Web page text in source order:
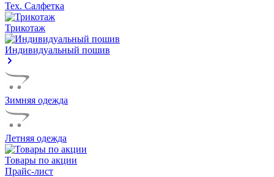
Тех. Салфетка
Трикотаж
Индивидуальный пошив
Зимняя одежда
Летняя одежда
Товары по акции
Прайс-лист